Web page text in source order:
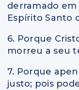
derramado em
Espírito Santo
6. Porque
morreu a seu
7. Porque
justo; pois